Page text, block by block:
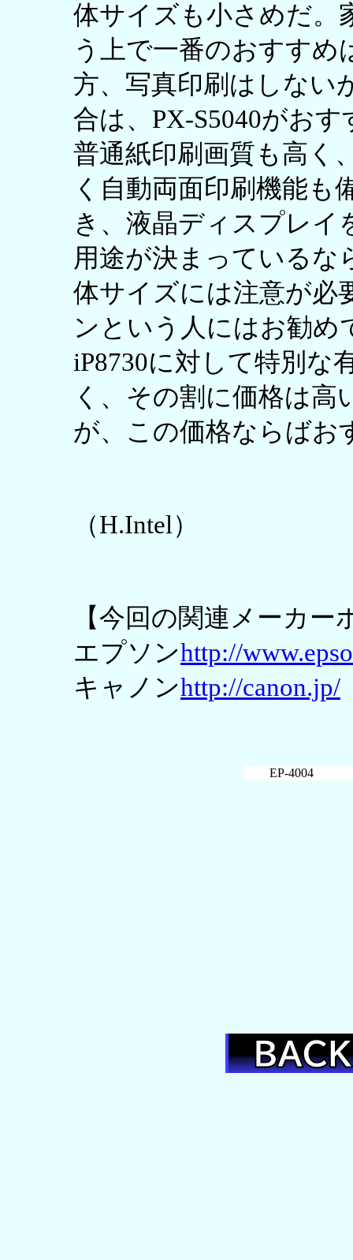
体サイズも小さめだ。
う上で一番のおすすめ
方、写真印刷はしない
合は、PX-S5040がお
普通紙印刷画質も高く
く自動両面印刷機能も
き、液晶ディスプレイ
用途が決まっているな
体サイズには注意が必
ンという人にはお勧め
iP8730に対して特別な
く、その割に価格は高
が、この価格ならばお
（H.Intel）
【今回の関連メーカー
エプソンhttp://
キャノンhttp://canon.jp/
EP-4004